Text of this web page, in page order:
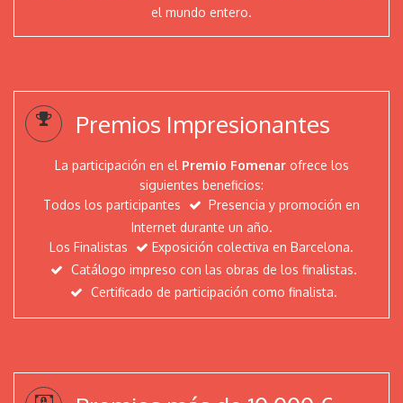
Fomenar
Evgeniya Erokhina
Evelyne Frostl - artevefact
Eugenia Shchukina
Dzmitryi Kashtalyan
Dmitri Matkovsky
Ciro Di Fiore - Daniel
Christopher Ruane
Anneliese Di Vora
el mundo entero.
Premios Impresionantes
La participación en el Premio Fomenarofrece los
siguientes beneficios:
Todos los participantes
Presencia y promoción en
Internet durante un año.
Los Finalistas
Exposición colectiva en Barcelona.
Catálogo impreso con las obras de los finalistas.
Certificado de participación como finalista.